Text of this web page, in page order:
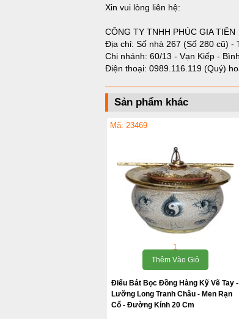
Xin vui lòng liên hệ:
CÔNG TY TNHH PHÚC GIA TIÊN
Địa chỉ: Số nhà 267 (Số 280 cũ) -
Chi nhánh: 60/13 - Vạn Kiếp -
Điện thoại: 0989.116.119 (Quý)
Sản phẩm khác
Mã: 23469
1
Thêm Vào Giỏ
Điếu Bát Bọc Đồng Hàng Kỹ Vẽ Tay -
Lưỡng Long Tranh Châu - Men Rạn
Cổ - Đường Kính 20 Cm